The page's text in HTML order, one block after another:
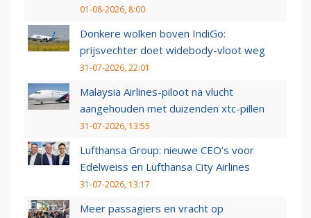
01-08-2026, 8:00
Donkere wolken boven IndiGo:
prijsvechter doet widebody-vloot weg
31-07-2026, 22:01
Malaysia Airlines-piloot na vlucht
aangehouden met duizenden xtc-pillen
31-07-2026, 13:55
Lufthansa Group: nieuwe CEO’s voor
Edelweiss en Lufthansa City Airlines
31-07-2026, 13:17
Meer passagiers en vracht op